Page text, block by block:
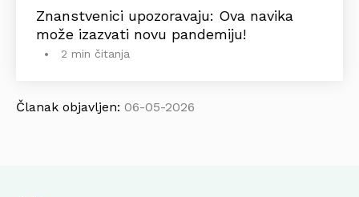
Znanstvenici upozoravaju: Ova navika
može izazvati novu pandemiju!
2 min čitanja
Članak objavljen: 06-05-2026